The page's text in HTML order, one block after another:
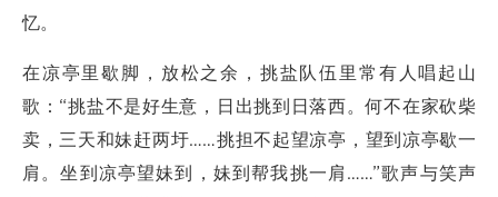
忆。
在凉亭里歇脚，放松之余，挑盐队伍里常有人唱起山
歌：“挑盐不是好生意，日出挑到日落西。何不在家砍柴
卖，三天和妹赶两圩……挑担不起望凉亭，望到凉亭歇一
肩。坐到凉亭望妹到，妹到帮我挑一肩……”歌声与笑声